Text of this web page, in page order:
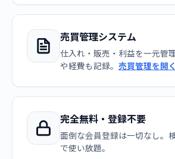
売買管理システム
仕入れ・販売・利益を一元管
や経費も記録。 売買管理を開
完全無料・登録不要
面倒な会員登録は一切なし。
で使い放題。